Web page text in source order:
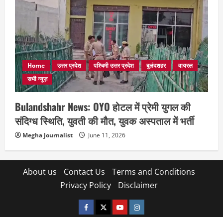
Home उत्तर प्रदेश पश्चिमी उत्तर प्रदेश बुलंदशहर
वायरल
सभी न्यूज़
Bulandshahr News: OYO होटल में प्रेमी युगल की
संदिग्ध स्थिति, युवती की मौत, युवक अस्पताल में भर्ती
Megha Journalist June 11, 2026
About us Contact Us
Terms and Conditions
Privacy Policy
Disclaimer
facebooktwitterYOUTUBE
instagram